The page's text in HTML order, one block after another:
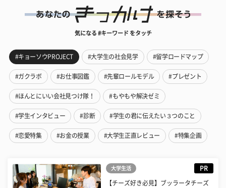
気になる #キーワード をタッチ
#キョーソウPROJECT #大学生の社会見学 #留学ロードマップ
#ガクラボ #お仕事図鑑 #先輩ロールモデル #プレゼント
#ほんとにいい会社見つけ隊！ #もやもや解決ゼミ
#学生インタビュー #診断 #学生の君に伝えたい３つのこと
#恋愛特集 #お金の授業 #大学生正直レビュー #特集企画
大学生活 PR
【チーズ好き必見】ブッラータチーズ